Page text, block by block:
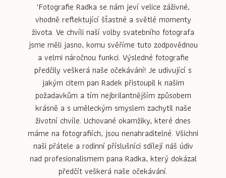
"Fotografie Radka se nám jeví velice záživné,
vhodně reflektující šťastné a světlé momenty
života. Ve chvíli naší volby svatebního fotografa
jsme měli jasno, komu svěříme tuto zodpovědnou
a velmi náročnou funkci. Výsledné fotografie
předčily veškerá naše očekávání! Je udivující s
jakým citem pan Radek přistoupil k našim
požadavkům a tím nejbrilantnějším způsobem
krásně a s uměleckým smyslem zachytil naše
životní chvíle. Uchované okamžiky, které dnes
máme na fotografiích, jsou nenahraditelné. Všichni
naši přátele a rodinní příslušníci sdílejí náš údiv
nad profesionalismem pana Radka, který dokázal
předčít veškerá naše očekávání.